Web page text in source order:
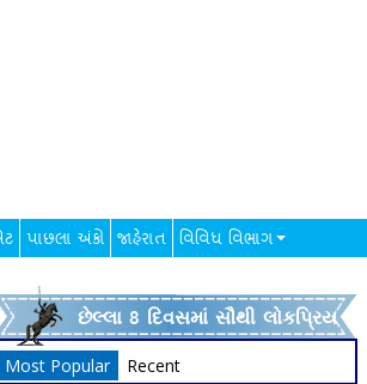
પાછલા અંકો જાહેરાત વિવિધ વિભાગ
છેલ્લા 8 દિવસમાં સૌથી લોકપ્રિય
Most Popular Recent